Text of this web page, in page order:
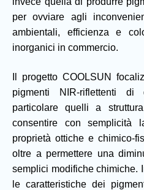
per ovviare agli
ambientali, efficienza e
inorganici in commercio.
Il progetto COOLSUN
pigmenti NIR-riflettenti di
particolare quelli a
consentire con semplicità
proprietà ottiche e chimico-
oltre a permettere una
semplici modifiche chimiche.
le caratteristiche dei